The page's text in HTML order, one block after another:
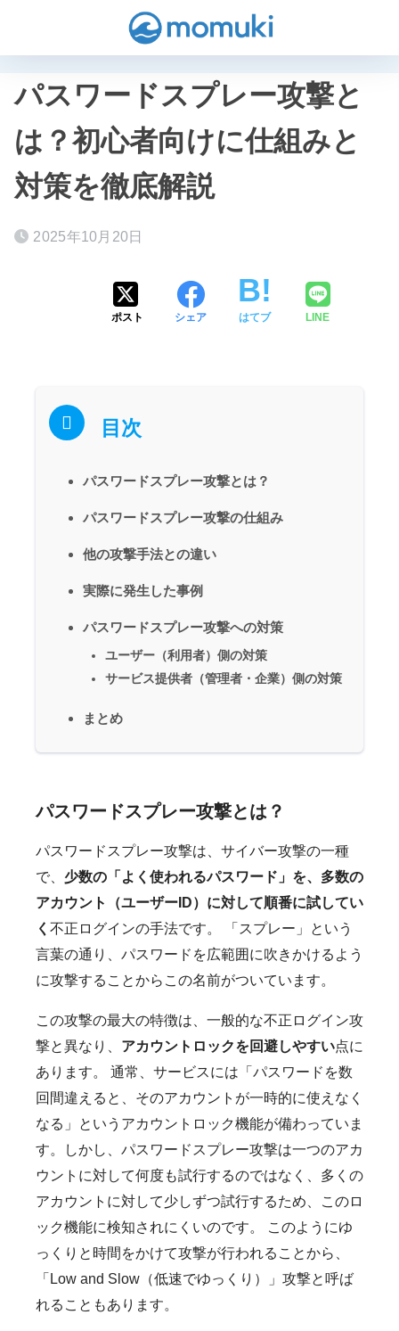
パスワードスプレー攻撃と
は？初心者向けに仕組みと
対策を徹底解説
2025年10月20日
ポスト シェア はてブ LINE
目次
パスワードスプレー攻撃とは？
パスワードスプレー攻撃の仕組み
他の攻撃手法との違い
実際に発生した事例
パスワードスプレー攻撃への対策
ユーザー（利用者）側の対策
サービス提供者（管理者・企業）側の対策
まとめ
パスワードスプレー攻撃とは？
パスワードスプレー攻撃は、サイバー攻撃の一種
で、 少数の「よく使われるパスワード」を、多数の
アカウント（ユーザーID）に対して順番に試してい
く 不正ログインの手法です。 「スプレー」という
言葉の通り、パスワードを広範囲に吹きかけるよう
に攻撃することからこの名前がついています。
この攻撃の最大の特徴は、一般的な不正ログイン攻
撃と異なり、 アカウントロックを回避しやすい点に
あります。 通常、サービスには「パスワードを数
回間違えると、そのアカウントが一時的に使えなく
なる」というアカウントロック機能が備わっていま
す。しかし、パスワードスプレー攻撃は一つのアカ
ウントに対して何度も試行するのではなく、多くの
アカウントに対して少しずつ試行するため、このロ
ック機能に検知されにくいのです。 このようにゆ
っくりと時間をかけて攻撃が行われることから、
「Low and Slow（低速でゆっくり）」攻撃と呼ば
れることもあります。